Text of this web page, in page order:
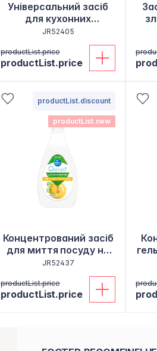
Універсальний засіб
для кухонних
поверхонь
JR52405
productList.price
productList.price
productList.discount
productList.new
Концентрований засіб
для миття посуду на
основі соди та гірчиці
JR52437
productList.price
productList.price